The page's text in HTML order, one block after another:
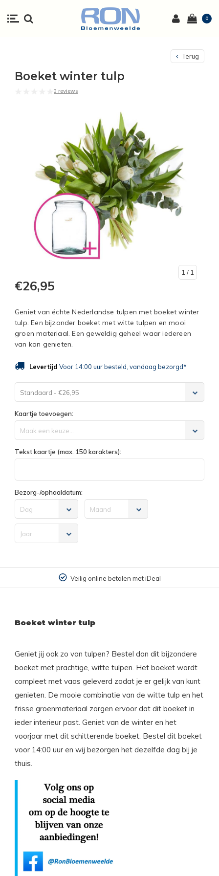
0
Terug
Boeket winter tulp
0 reviews
1 / 1
€26,95
Geniet van échte Nederlandse tulpen met boeket winter
tulp. Een bijzonder boeket met witte tulpen en mooi
groen materiaal. Een geweldig geheel waar iedereen
van kan genieten.
Levertijd Voor 14:00 uur besteld, vandaag bezorgd*
Standaard - €26,95
Kaartje toevoegen:
Maak een keuze...
Tekst kaartje (max. 150 karakters):
Bezorg-/ophaaldatum:
Dag Maand
Jaar
Veilig online betalen met iDeal
Boeket winter tulp
Geniet jij ook zo van tulpen? Bestel dan dit bijzondere
boeket met prachtige, witte tulpen. Het boeket wordt
compleet met vaas geleverd zodat je er gelijk van kunt
genieten. De mooie combinatie van de witte tulp en het
frisse groenmateriaal zorgen ervoor dat dit boeket in
ieder interieur past. Geniet van de winter en het
voorjaar met dit schitterende boeket. Bestel dit boeket
voor 14:00 uur en wij bezorgen het dezelfde dag bij je
thuis.